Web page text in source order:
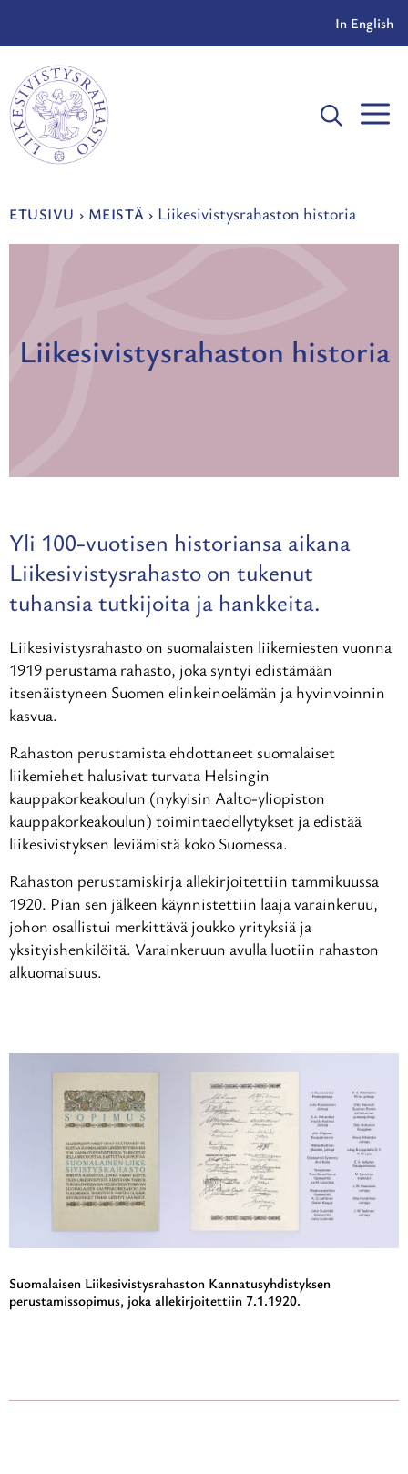
In English
ETUSIVU › MEISTÄ › Liikesivistysrahaston historia
Liikesivistysrahaston historia
Yli 100-vuotisen historiansa aikana
Liikesivistysrahasto on tukenut
tuhansia tutkijoita ja hankkeita.
Liikesivistysrahasto on suomalaisten liikemiesten vuonna
1919 perustama rahasto, joka syntyi edistämään
itsenäistyneen Suomen elinkeinoelämän ja hyvinvoinnin
kasvua.
Rahaston perustamista ehdottaneet suomalaiset
liikemiehet halusivat turvata Helsingin
kauppakorkeakoulun (nykyisin Aalto-yliopiston
kauppakorkeakoulun) toimintaedellytykset ja edistää
liikesivistyksen leviämistä koko Suomessa.
Rahaston perustamiskirja allekirjoitettiin tammikuussa
1920. Pian sen jälkeen käynnistettiin laaja varainkeruu,
johon osallistui merkittävä joukko yrityksiä ja
yksityishenkilöitä. Varainkeruun avulla luotiin rahaston
alkuomaisuus.
Suomalaisen Liikesivistysrahaston Kannatusyhdistyksen
perustamissopimus, joka allekirjoitettiin 7.1.1920.